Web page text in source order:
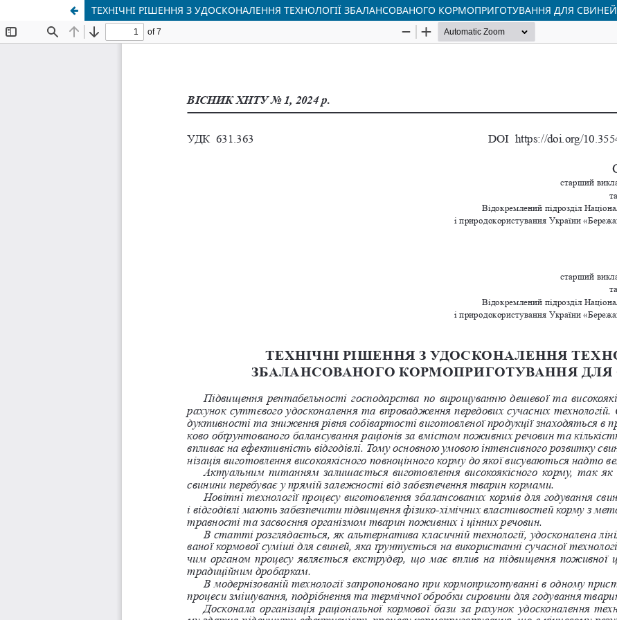
ТЕХНІЧНІ РІШЕННЯ З УДОСКОНАЛЕННЯ ТЕХНОЛОГІЇ ЗБАЛАНСОВАНОГО КОРМОПРИГОТУВАННЯ ДЛЯ СВИНЕЙ